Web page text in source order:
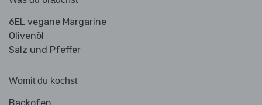
6EL vegane Margarine
Olivenöl
Salz und Pfeffer
Womit du kochst